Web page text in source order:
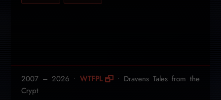
2007 – 2026 •WTFPL
• Dravens Tales from the
Crypt